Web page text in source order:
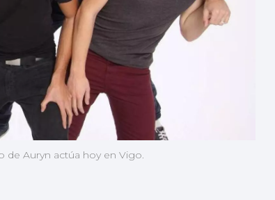
de Auryn actúa hoy en Vigo.